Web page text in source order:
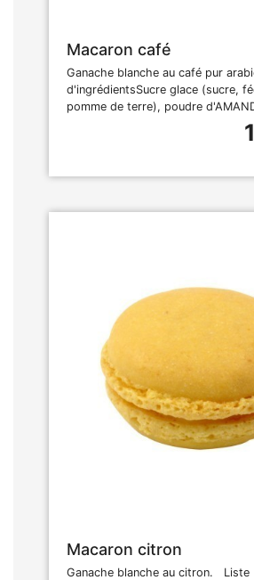
Macaron café
Ganache blanche au café pur
d'ingrédientsSucre glace (sucre,
pomme de terre), poudre
Macaron citron
Ganache blanche au citron. Liste